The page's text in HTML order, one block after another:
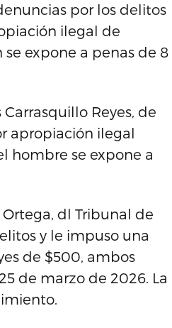
por los delitos
ilegal de
expone a penas de 8
Reyes, de
apropiación ilegal
hombre se expone a
Ortega, dl Tribunal de
y le impuso una
de $500, ambos
de marzo de 2026. La